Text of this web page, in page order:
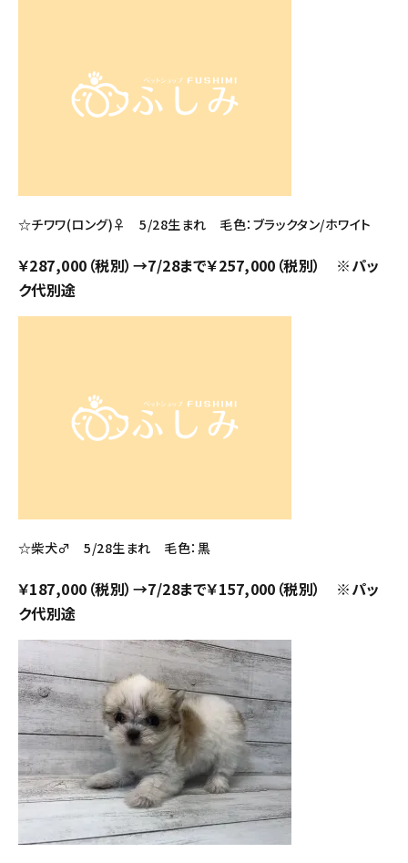
☆チワワ(ロング)♀ 5/28生まれ 毛色：ブラックタン/ホワイト
￥287,000（税別）→7/28まで￥257,000（税別） ※パッ
ク代別途
☆柴犬♂ 5/28生まれ 毛色：黒
￥187,000（税別）→7/28まで￥157,000（税別） ※パッ
ク代別途